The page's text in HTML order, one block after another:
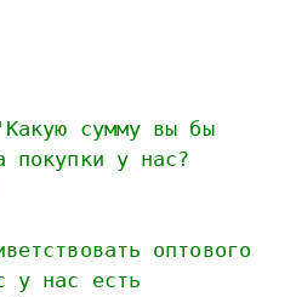
'Какую сумму вы бы
покупки у нас?
оптового
у нас есть